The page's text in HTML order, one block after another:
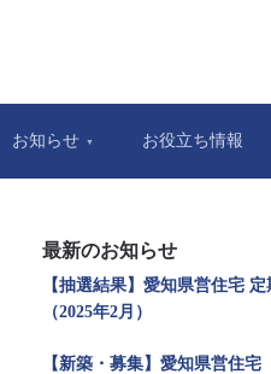
お知らせ お役立ち情報
最新のお知らせ
【抽選結果】愛知県営住宅
（2025年2月）
【新築・募集】愛知県営住